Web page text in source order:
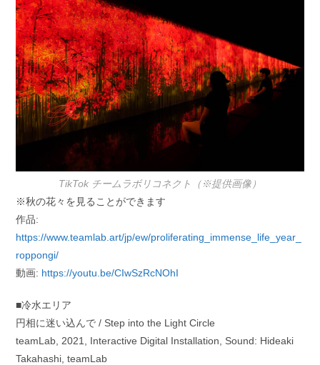
TikTok チームラボリコネクト（※提供画像）
※秋の花々を見ることができます
作品:
https://www.teamlab.art/jp/ew/proliferating_immense_life_year_
roppongi/
動画: https://youtu.be/CIwSzRcNOhI
■冷水エリア
円相に迷い込んで / Step into the Light Circle
teamLab, 2021, Interactive Digital Installation, Sound: Hideaki
Takahashi, teamLab